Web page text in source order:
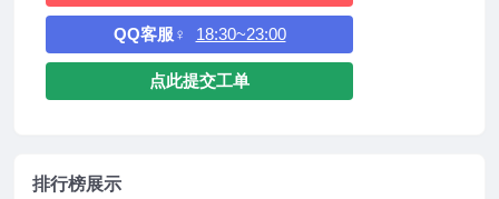
QQ客服♀ 18:30~23:00
点此提交工单
排行榜展示